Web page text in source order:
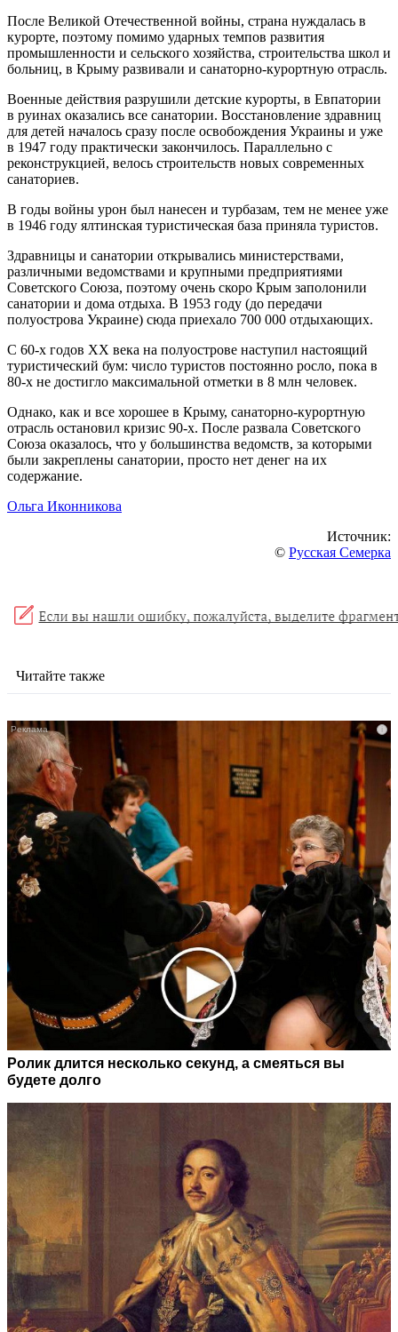
После Великой Отечественной войны, страна нуждалась в
курорте, поэтому помимо ударных темпов развития
промышленности и сельского хозяйства, строительства школ и
больниц, в Крыму развивали и санаторно-курортную отрасль.
Военные действия разрушили детские курорты, в Евпатории
в руинах оказались все санатории. Восстановление здравниц
для детей началось сразу после освобождения Украины и уже
в 1947 году практически закончилось. Параллельно с
реконструкцией, велось строительств новых современных
санаториев.
В годы войны урон был нанесен и турбазам, тем не менее уже
в 1946 году ялтинская туристическая база приняла туристов.
Здравницы и санатории открывались министерствами,
различными ведомствами и крупными предприятиями
Советского Союза, поэтому очень скоро Крым заполонили
санатории и дома отдыха. В 1953 году (до передачи
полуострова Украине) сюда приехало 700 000 отдыхающих.
С 60-х годов XX века на полуострове наступил настоящий
туристический бум: число туристов постоянно росло, пока в
80-х не достигло максимальной отметки в 8 млн человек.
Однако, как и все хорошее в Крыму, санаторно-курортную
отрасль остановил кризис 90-х. После развала Советского
Союза оказалось, что у большинства ведомств, за которыми
были закреплены санатории, просто нет денег на их
содержание.
Ольга Иконникова
Источник:
© Русская Семерка
Читайте также
i
Ролик длится несколько секунд, а смеяться вы
будете долго